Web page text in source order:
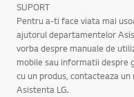
SUPORT
Pentru a-ti face viata mai
ajutorul departamentelor
vorba despre manuale de
mobile sau informatii despre
cu un produs, contacteaza
Asistenta LG.